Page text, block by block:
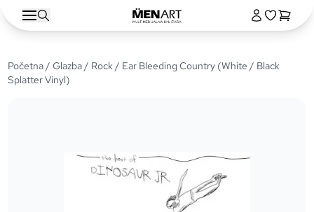
Početna/Glazba/ Rock/ Ear Bleeding Country (White / Black
Splatter Vinyl)